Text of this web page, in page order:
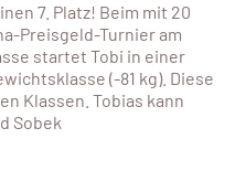
7. Platz! Beim mit 20
Preisgeld-Turnier am
startet Tobi in einer
(-81 kg). Diese
Klassen. Tobias kann
Sobek